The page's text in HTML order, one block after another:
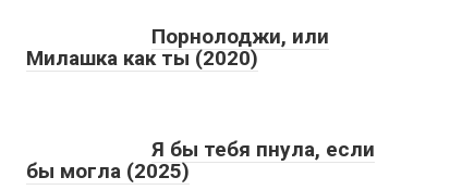
Порнолоджи, или
Милашка как ты (2020)
Я бы тебя пнула, если
бы могла (2025)